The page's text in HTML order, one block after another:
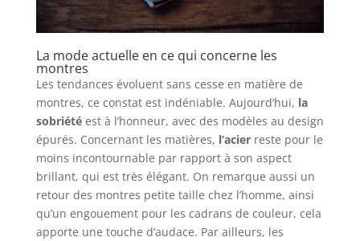
La mode actuelle en ce qui concerne les
montres
Les tendances évoluent sans cesse en matière de
montres, ce constat est indéniable. Aujourd’hui, la
sobriétéest à l’honneur, avec des modèles au design
épurés. Concernant les matières, l’acierreste pour le
moins incontournable par rapport à son aspect
brillant, qui est très élégant. On remarque aussi un
retour des montres petite taille chez l’homme, ainsi
qu’un engouement pour les cadrans de couleur, cela
apporte une touche d’audace. Par ailleurs, les